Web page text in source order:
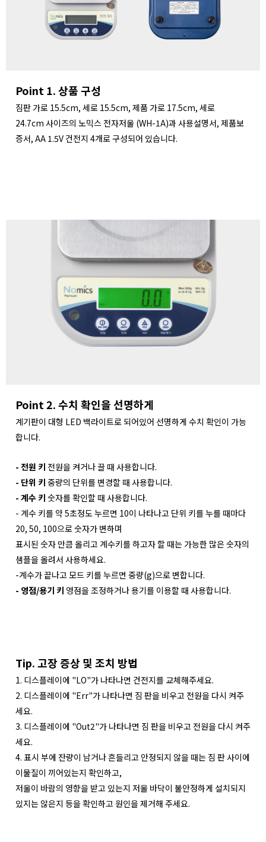
Point 1. 상품 구성
짐판 가로 15.5cm, 세로 15.5cm, 제품 가로 17.5cm, 세로
24.7cm 사이즈의 노믹스 전자저울 (WH-1A)과 사용설명서, 제품보
증서, AA 1.5V 건전지 4개로 구성되어 있습니다.
Point 2. 수치 확인을 선명하게
계기판이 대형 LED 백라이트로 되어있어 선명하게 수치 확인이 가능
합니다.
- 전원 키 전원을 켜거나 끌 때 사용합니다.
- 단위 키 중량의 단위를 변경할 때 사용합니다.
- 계수 키 숫자를 확인할 때 사용합니다.
- 계수 키를 약 5초정도 누르면 10이 나타나고 단위 키를 누를 때마다
20, 50, 100으로 숫자가 변하며
표시된 숫자 만큼 올리고 계수키를 하고자 할 때는 가능한 많은 숫자의
샘플을 올려서 사용하세요.
-계수가 끝나고 모드 키를 누르면 중량(g)으로 변합니다.
- 영점/용기 키 영점을 조정하거나 용기를 이용할 때 사용합니다.
Tip. 고장 증상 및 조치 방법
1. 디스플레이에 "LO"가 나타나면 건전지를 교체해주세요.
2. 디스플레이에 "Err"가 나타나면 짐 판을 비우고 전원을 다시 켜주
세요.
3. 디스플레이에 "Out2"가 나타나면 짐 판을 비우고 전원을 다시 켜주
세요.
4. 표시 부에 잔량이 남거나 흔들리고 안정되지 않을 때는 짐 판 사이에
이물질이 끼어있는지 확인하고,
저울이 바람의 영향을 받고 있는지 저울 바닥이 불안정하게 설치되지
있지는 않은지 등을 확인하고 원인을 제거해 주세요.